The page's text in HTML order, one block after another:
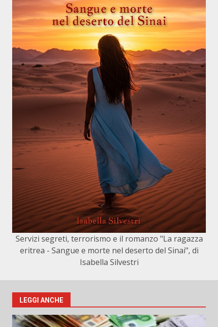
Servizi segreti, terrorismo e il romanzo "La ragazza
eritrea - Sangue e morte nel deserto del Sinai", di
Isabella Silvestri
LEGGI ANCHE